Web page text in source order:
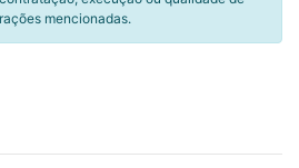
mencionadas.